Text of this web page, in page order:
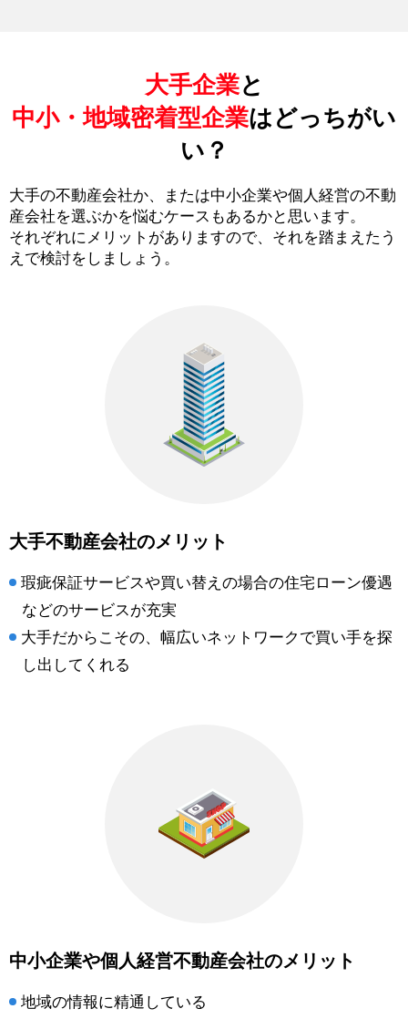
大手企業と
中小・地域密着型企業はどっちがい
い？
大手の不動産会社か、または中小企業や個人経営の不動
産会社を選ぶかを悩むケースもあるかと思います。
それぞれにメリットがありますので、それを踏まえたう
えで検討をしましょう。
大手不動産会社のメリット
瑕疵保証サービスや買い替えの場合の住宅ローン優遇
などのサービスが充実
大手だからこその、幅広いネットワークで買い手を探
し出してくれる
中小企業や個人経営不動産会社のメリット
地域の情報に精通している